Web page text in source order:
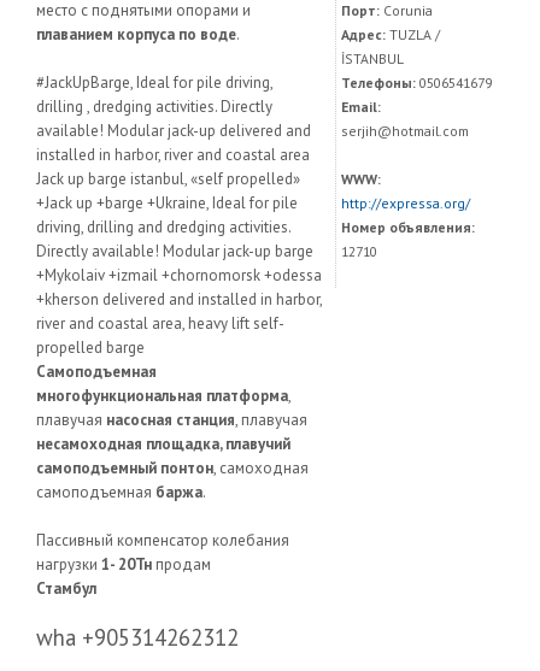
место с поднятыми опорами и
плаванием корпуса по воде.
#JackUpBarge, Ideal for pile driving,
drilling , dredging activities. Directly
available! Modular jack-up delivered and
installed in harbor, river and coastal area
Jack up barge istanbul, «self propelled»
+Jack up +barge +Ukraine, Ideal for pile
driving, drilling and dredging activities.
Directly available! Modular jack-up barge
+Mykolaiv +izmail +chornomorsk +odessa
+kherson delivered and installed in harbor,
river and coastal area, heavy lift self-
propelled barge
Самоподъемная
многофункциональная платформа,
плавучая насосная станция, плавучая
несамоходная площадка, плавучий
самоподъемный понтон, самоходная
самоподъемная баржа.
Пассивный компенсатор колебания
нагрузки 1- 20Тн продам
Стамбул
wha +905314262312
Порт:Corunia
Адрес:TUZLA /
İSTANBUL
Телефоны:0506541679
Email:
serjih@hotmail.com
WWW:
http://expressa.org/
Номер объявления:
12710